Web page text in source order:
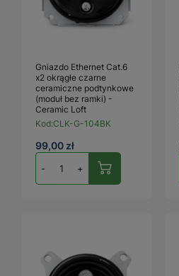
Gniazdo Ethernet Cat.6
x2 okrągłe czarne
ceramiczne podtynkowe
(moduł bez ramki) -
Ceramic Loft
Kod:CLK-G-104BK
99,00 zł
- +